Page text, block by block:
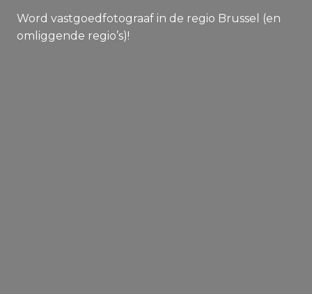
Word vastgoedfotograaf in de regio Brussel (en
omliggende regio’s)!